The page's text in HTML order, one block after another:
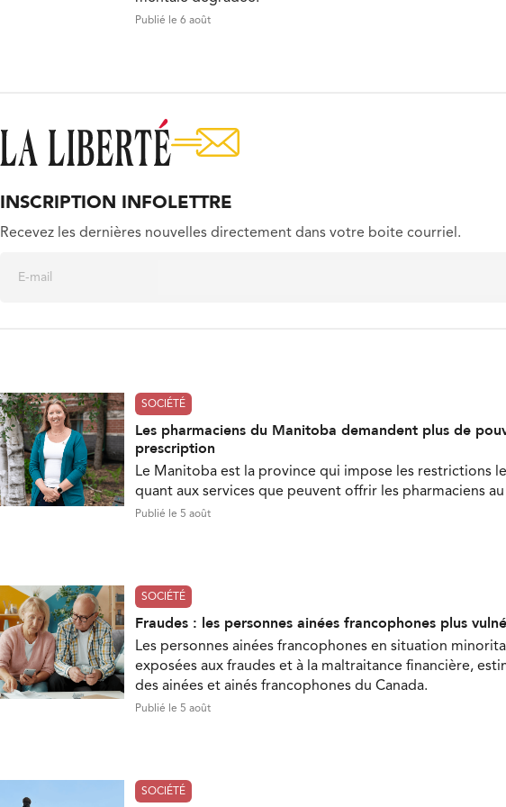
Publié le 6 août
INSCRIPTION INFOLETTRE
Recevez les dernières nouvelles directement dans votre boite courriel.
SOCIÉTÉ
Les pharmaciens du Manitoba demandent plus de
prescription
Le Manitoba est la province qui impose les restrictions
quant aux services que peuvent offrir les pharmaciens au
Publié le 5 août
SOCIÉTÉ
Fraudes : les personnes ainées francophones plus
Les personnes ainées francophones en situation
exposées aux fraudes et à la maltraitance financière,
des ainées et ainés francophones du Canada.
Publié le 5 août
SOCIÉTÉ